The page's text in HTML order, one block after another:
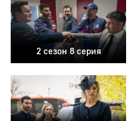
2 сезон 8 серия